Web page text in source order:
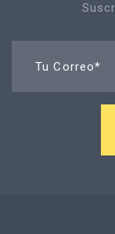
Tu Correo*